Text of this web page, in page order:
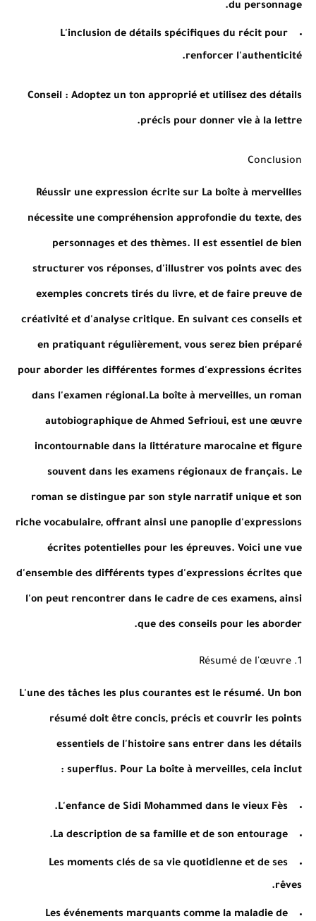
du personnage.
L'inclusion de détails spécifiques du récit pour
renforcer l'authenticité.
Conseil : Adoptez un ton approprié et utilisez des détails
précis pour donner vie à la lettre.
Conclusion
Réussir une expression écrite sur La boîte à merveilles
nécessite une compréhension approfondie du texte, des
personnages et des thèmes. Il est essentiel de bien
structurer vos réponses, d'illustrer vos points avec des
exemples concrets tirés du livre, et de faire preuve de
créativité et d'analyse critique. En suivant ces conseils et
en pratiquant régulièrement, vous serez bien préparé
pour aborder les différentes formes d'expressions écrites
dans l'examen régional.La boîte à merveilles, un roman
autobiographique de Ahmed Sefrioui, est une œuvre
incontournable dans la littérature marocaine et figure
souvent dans les examens régionaux de français. Le
roman se distingue par son style narratif unique et son
riche vocabulaire, offrant ainsi une panoplie d'expressions
écrites potentielles pour les épreuves. Voici une vue
d'ensemble des différents types d'expressions écrites que
l'on peut rencontrer dans le cadre de ces examens, ainsi
que des conseils pour les aborder.
1. Résumé de l'œuvre
L'une des tâches les plus courantes est le résumé. Un bon
résumé doit être concis, précis et couvrir les points
essentiels de l'histoire sans entrer dans les détails
superflus. Pour La boîte à merveilles, cela inclut :
L'enfance de Sidi Mohammed dans le vieux Fès.
La description de sa famille et de son entourage.
Les moments clés de sa vie quotidienne et de ses
rêves.
Les événements marquants comme la maladie de